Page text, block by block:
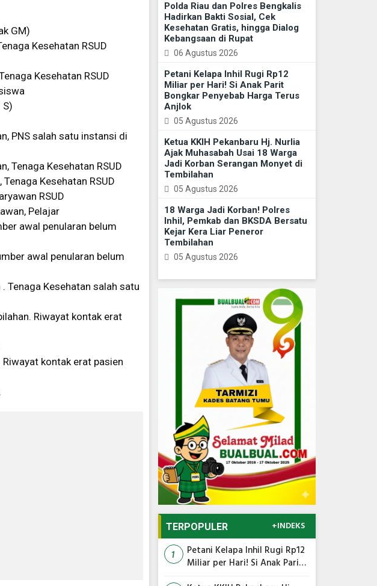
GM)
Kesehatan RSUD
Kesehatan RSUD
S)
PNS salah satu instansi di
Tenaga Kesehatan RSUD
Kesehatan RSUD
RSUD
Pelajar
awal penularan belum
awal penularan belum
Tenaga Kesehatan salah satu
Riwayat kontak erat
kontak erat pasien
Polda Riau dan Polres Bengkalis
Hadirkan Bakti Sosial, Cek
Kesehatan Gratis, hingga Dialog
Kebangsaan di Rupat
06 Agustus 2026
Petani Kelapa Inhil Rugi Rp12
Miliar per Hari! Si Anak Parit
Bongkar Penyebab Harga Terus
Anjlok
05 Agustus 2026
Ketua KKIH Pekanbaru Hj. Nurlia
Ajak Muhasabah Usai 18 Warga
Jadi Korban Serangan Monyet di
Tembilahan
05 Agustus 2026
18 Warga Jadi Korban! Polres
Inhil, Pemkab dan BKSDA Bersatu
Kejar Kera Liar Peneror
Tembilahan
05 Agustus 2026
TERPOPULER +INDEKS
1
Petani Kelapa Inhil Rugi Rp12
Miliar per Hari! Si Anak Parit